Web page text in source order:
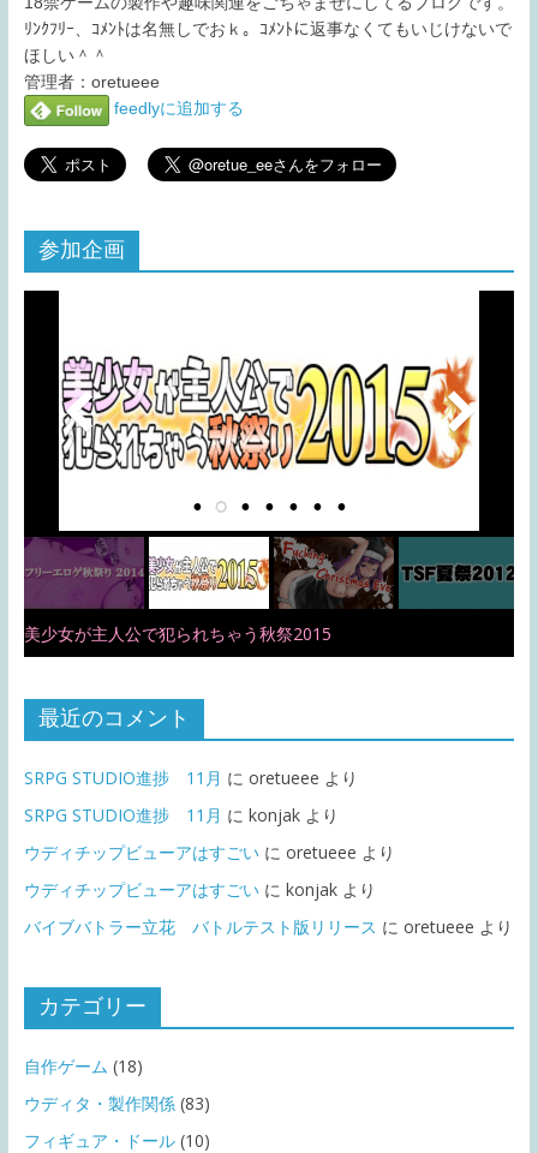
ﾘﾝｸﾌﾘｰ、ｺﾒﾝﾄは名無しでおｋ。ｺﾒﾝﾄに返事なくてもいじけないで
ほしい＾＾
管理者：oretueee
feedlyに追加する
参加企画
美少女が主人公で犯られちゃう秋祭2015
最近のコメント
SRPG STUDIO進捗 11月 に oretueee より
SRPG STUDIO進捗 11月 に konjakより
ウディチップビューアはすごいに oretueee より
ウディチップビューアはすごいに konjakより
バイブバトラー立花 バトルテスト版リリース に oretueee より
カテゴリー
自作ゲーム (18)
ウディタ・製作関係(83)
フィギュア・ドール(10)